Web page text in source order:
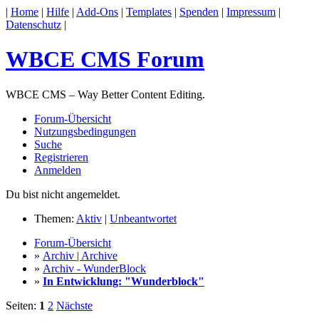
| Home | Hilfe | Add-Ons | Templates | Spenden | Impressum |
Datenschutz |
WBCE CMS Forum
WBCE CMS – Way Better Content Editing.
Forum-Übersicht
Nutzungsbedingungen
Suche
Registrieren
Anmelden
Du bist nicht angemeldet.
Themen: Aktiv | Unbeantwortet
Forum-Übersicht
» Archiv | Archive
» Archiv - WunderBlock
» In Entwicklung: "Wunderblock"
Seiten: 1 2 Nächste